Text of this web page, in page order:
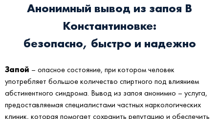
Анонимный вывод из запоя В
Константиновке:
безопасно, быстро и надежно
Запой – опасное состояние, при котором человек
употребляет большое количество спиртного под влиянием
абстинентного синдрома. Вывод из запоя анонимно – услуга,
предоставляемая специалистами частных наркологических
клиник, которая помогает сохранить репутацию и обеспечить